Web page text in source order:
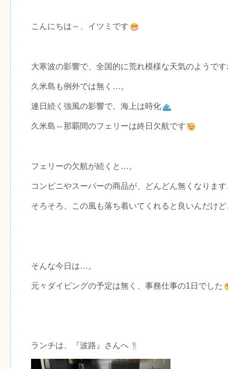
こんにちは～、イツミです
大寒波の影響で、全国的に荒れ模様な天気のようで
久米島も例外では無く…。
連日続く強風の影響で、海上は時化
久米島⇔那覇間のフェリーは終日欠航です
フェリーの欠航が続くと…。
コンビニやスーパーの商品が、どんどん無くなりま
そろそろ、この風も落ち着いてくれると良いんだけ
そんな今日は…。
元々ダイビングの予定は無く、事務仕事の1日でした
ランチは、『波路』さんへ